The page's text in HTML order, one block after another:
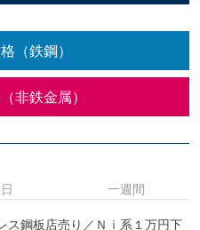
（鉄鋼）
非鉄金属）
ス鋼板店売り／Ｎｉ系１万円下
一週間